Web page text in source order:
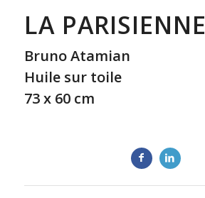
LA PARISIENNE
Bruno Atamian
Huile sur toile
73 x 60 cm